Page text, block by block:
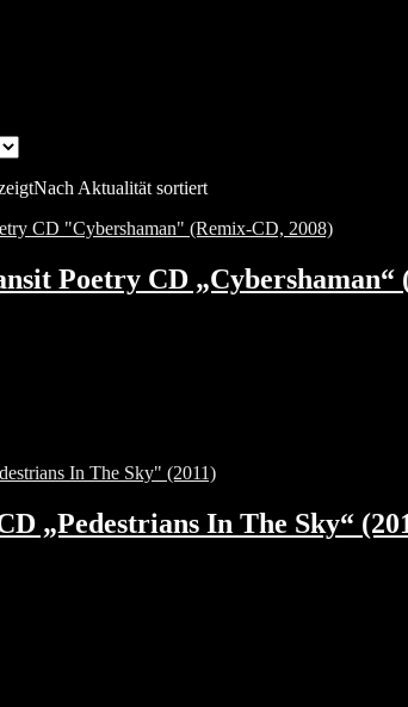
Nach Aktualität sortiert
Poetry CD „Cybershaman“
„Pedestrians In The Sky“